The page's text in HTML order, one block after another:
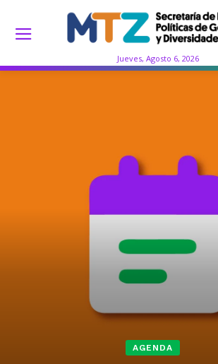
Jueves, Agosto 6, 2026
AGENDA